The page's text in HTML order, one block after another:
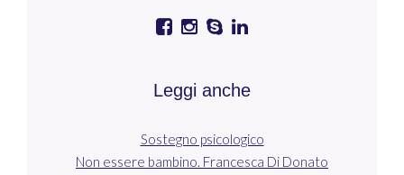
Leggi anche
Sostegno psicologico
Non essere bambino. Francesca Di Donato